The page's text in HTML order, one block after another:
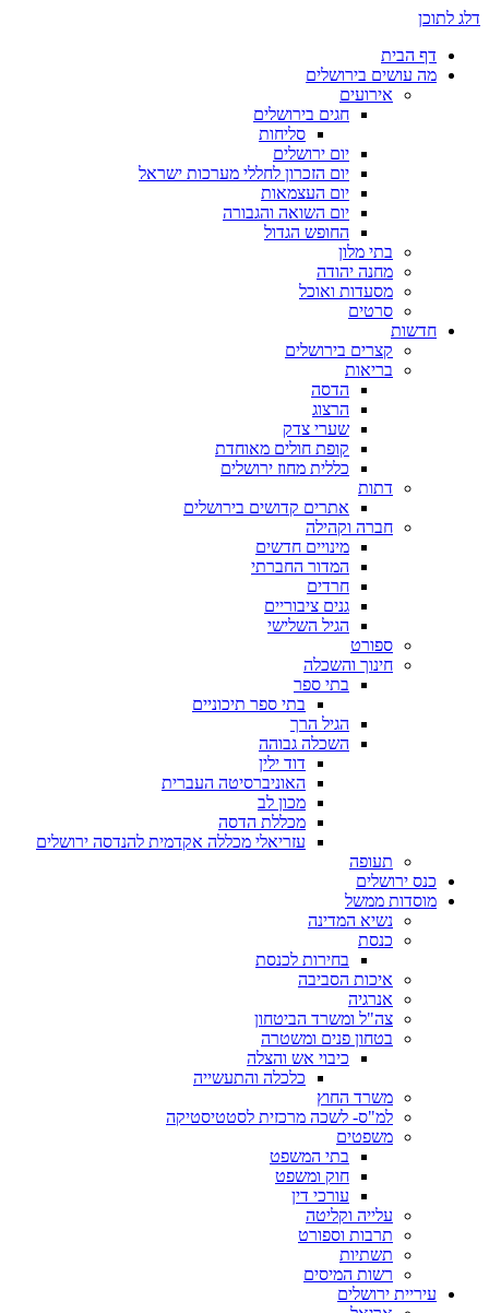
דלג לתוכן
דף הבית
מה עושים בירושלים
אירועים
חגים בירושלים
סליחות
יום ירושלים
יום הזכרון לחללי מערכות ישראל
יום העצמאות
יום השואה והגבורה
החופש הגדול
בתי מלון
מחנה יהודה
מסעדות ואוכל
סרטים
חדשות
קצרים בירושלים
בריאות
הדסה
הרצוג
שערי צדק
קופת חולים מאוחדת
כללית מחוז ירושלים
דתות
אתרים קדושים בירושלים
חברה וקהילה
מינויים חדשים
המדור החברתי
חרדים
גנים ציבוריים
הגיל השלישי
ספורט
חינוך והשכלה
בתי ספר
בתי ספר תיכוניים
הגיל הרך
השכלה גבוהה
דוד ילין
האוניברסיטה העברית
מכון לב
מכללת הדסה
עזריאלי מכללה אקדמית להנדסה ירושלים
תעופה
כנס ירושלים
מוסדות ממשל
נשיא המדינה
כנסת
בחירות לכנסת
איכות הסביבה
אנרגיה
צה"ל ומשרד הביטחון
בטחון פנים ומשטרה
כיבוי אש והצלה
כלכלה והתעשייה
משרד החוץ
למ"ס- לשכה מרכזית לסטטיסטיקה
משפטים
בתי המשפט
חוק ומשפט
עורכי דין
עלייה וקליטה
תרבות וספורט
תשתיות
רשות המיסים
עיריית ירושלים